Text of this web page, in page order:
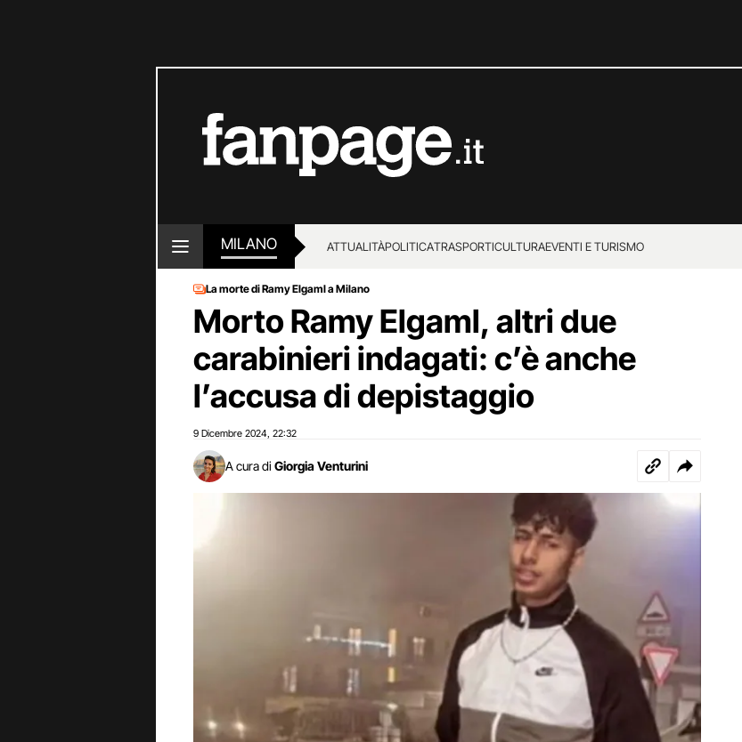
MILANO ATTUALITÀPOLITICATRASPORTICULTURAEVENTI E TURISMO
La morte di Ramy Elgaml a Milano
Morto Ramy Elgaml, altri due
carabinieri indagati: c’è anche
l’accusa di depistaggio
9 Dicembre 2024 22:32
A cura di Giorgia Venturini